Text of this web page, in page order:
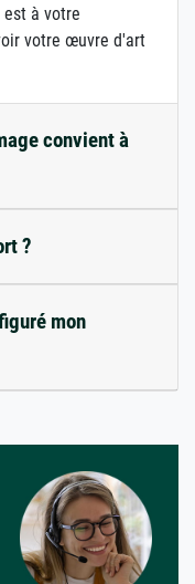
à votre
votre œuvre d'art
convient à
?
mon